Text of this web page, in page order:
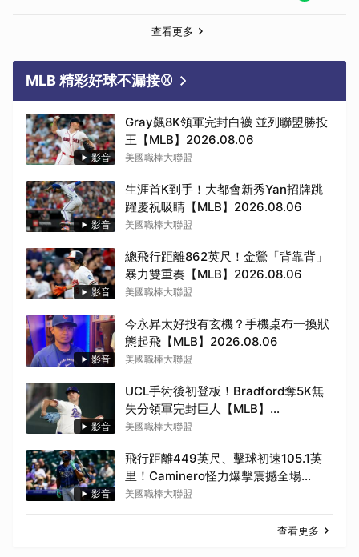
查看更多
MLB 精彩好球不漏接⚾
影音
Gray飆8K領軍完封白襪 並列聯盟勝投
王【MLB】2026.08.06
美國職棒大聯盟
影音
生涯首K到手！大都會新秀Yan招牌跳
躍慶祝吸睛【MLB】2026.08.06
美國職棒大聯盟
影音
總飛行距離862英尺！金鶯「背靠背」
暴力雙重奏【MLB】2026.08.06
美國職棒大聯盟
影音
今永昇太好投有玄機？手機桌布一換狀
態起飛【MLB】2026.08.06
美國職棒大聯盟
影音
UCL手術後初登板！Bradford奪5K無
失分領軍完封巨人【MLB】
2026.08.06
美國職棒大聯盟
影音
飛行距離449英尺、擊球初速105.1英
里！Caminero怪力爆擊震撼全場
【MLB】2026.08.06
美國職棒大聯盟
查看更多